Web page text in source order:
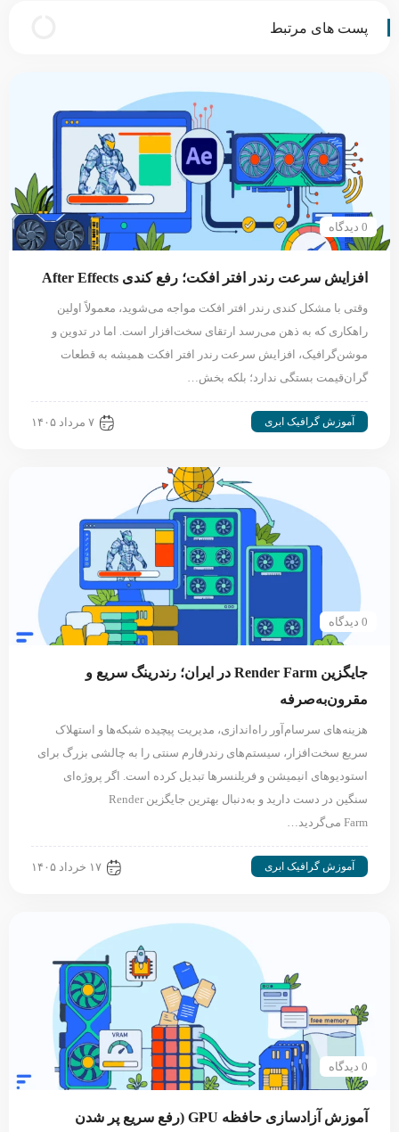
پست های مرتبط
0 دیدگاه
افزایش سرعت رندر افتر افکت؛ رفع کندی After Effects
وقتی با مشکل کندی رندر افتر افکت مواجه می‌شوید، معمولاً اولین
راهکاری که به ذهن می‌رسد ارتقای سخت‌افزار است. اما در تدوین و
موشن‌گرافیک، افزایش سرعت رندر افتر افکت همیشه به قطعات
گران‌قیمت بستگی ندارد؛ بلکه بخش…
آموزش گرافیک ابری ۷ مرداد ۱۴۰۵
0 دیدگاه
جایگزین Render Farm در ایران؛ رندرینگ سریع و
مقرون‌به‌صرفه
هزینه‌های سرسام‌آور راه‌اندازی، مدیریت پیچیده شبکه‌ها و استهلاک
سریع سخت‌افزار، سیستم‌های رندرفارم سنتی را به چالشی بزرگ برای
استودیوهای انیمیشن و فریلنسرها تبدیل کرده است. اگر پروژه‌ای
سنگین در دست دارید و به‌دنبال بهترین جایگزین Render
Farm می‌گردید…
آموزش گرافیک ابری ۱۷ خرداد ۱۴۰۵
0 دیدگاه
آموزش آزادسازی حافظه GPU (رفع سریع پر شدن